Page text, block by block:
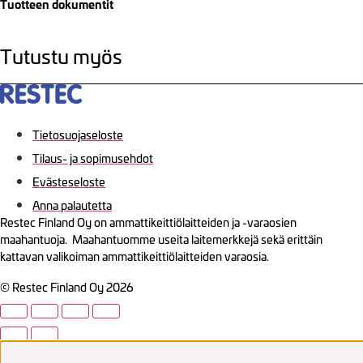
Tuotteen dokumentit
Tutustu myös
Tietosuojaseloste
Tilaus- ja sopimusehdot
Evästeseloste
Anna palautetta
Restec Finland Oy on ammattikeittiölaitteiden ja -varaosien
maahantuoja. Maahantuomme useita laitemerkkejä sekä erittäin
kattavan valikoiman ammattikeittiölaitteiden varaosia.
© Restec Finland Oy 2026